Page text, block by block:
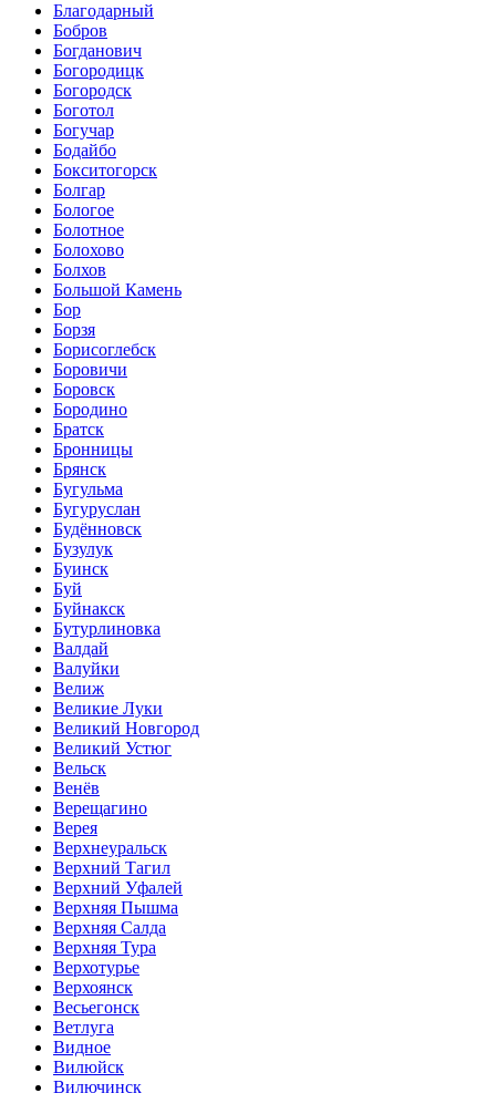
Благодарный
Бобров
Богданович
Богородицк
Богородск
Боготол
Богучар
Бодайбо
Бокситогорск
Болгар
Бологое
Болотное
Болохово
Болхов
Большой Камень
Бор
Борзя
Борисоглебск
Боровичи
Боровск
Бородино
Братск
Бронницы
Брянск
Бугульма
Бугуруслан
Будённовск
Бузулук
Буинск
Буй
Буйнакск
Бутурлиновка
Валдай
Валуйки
Велиж
Великие Луки
Великий Новгород
Великий Устюг
Вельск
Венёв
Верещагино
Верея
Верхнеуральск
Верхний Тагил
Верхний Уфалей
Верхняя Пышма
Верхняя Салда
Верхняя Тура
Верхотурье
Верхоянск
Весьегонск
Ветлуга
Видное
Вилюйск
Вилючинск